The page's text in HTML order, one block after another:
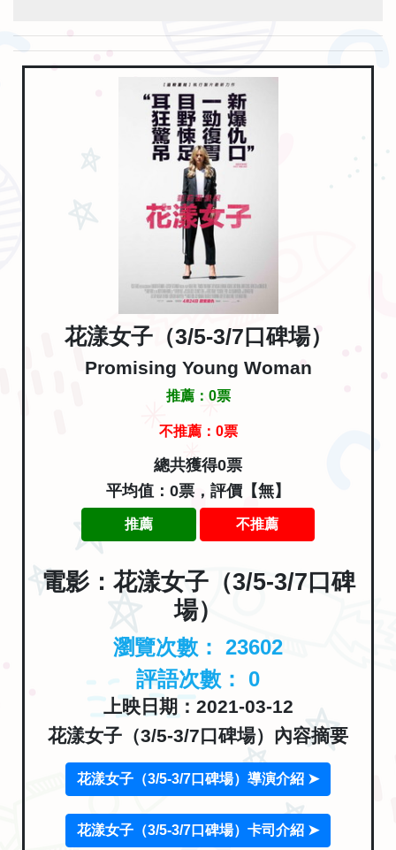
花漾女子（3/5-3/7口碑場）
Promising Young Woman
推薦： 0票
不推薦： 0票
總共獲得0票
平均值：0票，評價【無】
推薦 不推薦
電影：花漾女子（3/5-3/7口碑
場）
瀏覽次數： 23602
評語次數： 0
上映日期：2021-03-12
花漾女子（3/5-3/7口碑場）內容摘要
花漾女子（3/5-3/7口碑場）導演介紹 ➤
花漾女子（3/5-3/7口碑場）卡司介紹 ➤